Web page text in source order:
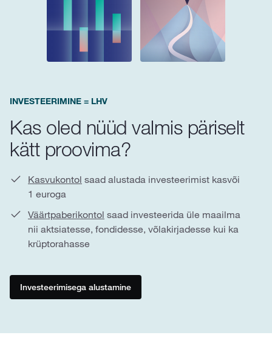
INVESTEERIMINE = LHV
Kas oled nüüd valmis päriselt
kätt proovima?
Kasvukontol saad alustada investeerimist kasvõi
1 euroga
Väärtpaberikontol saad investeerida üle maailma
nii aktsiatesse, fondidesse, võlakirjadesse kui ka
krüptorahasse
Investeerimisega alustamine